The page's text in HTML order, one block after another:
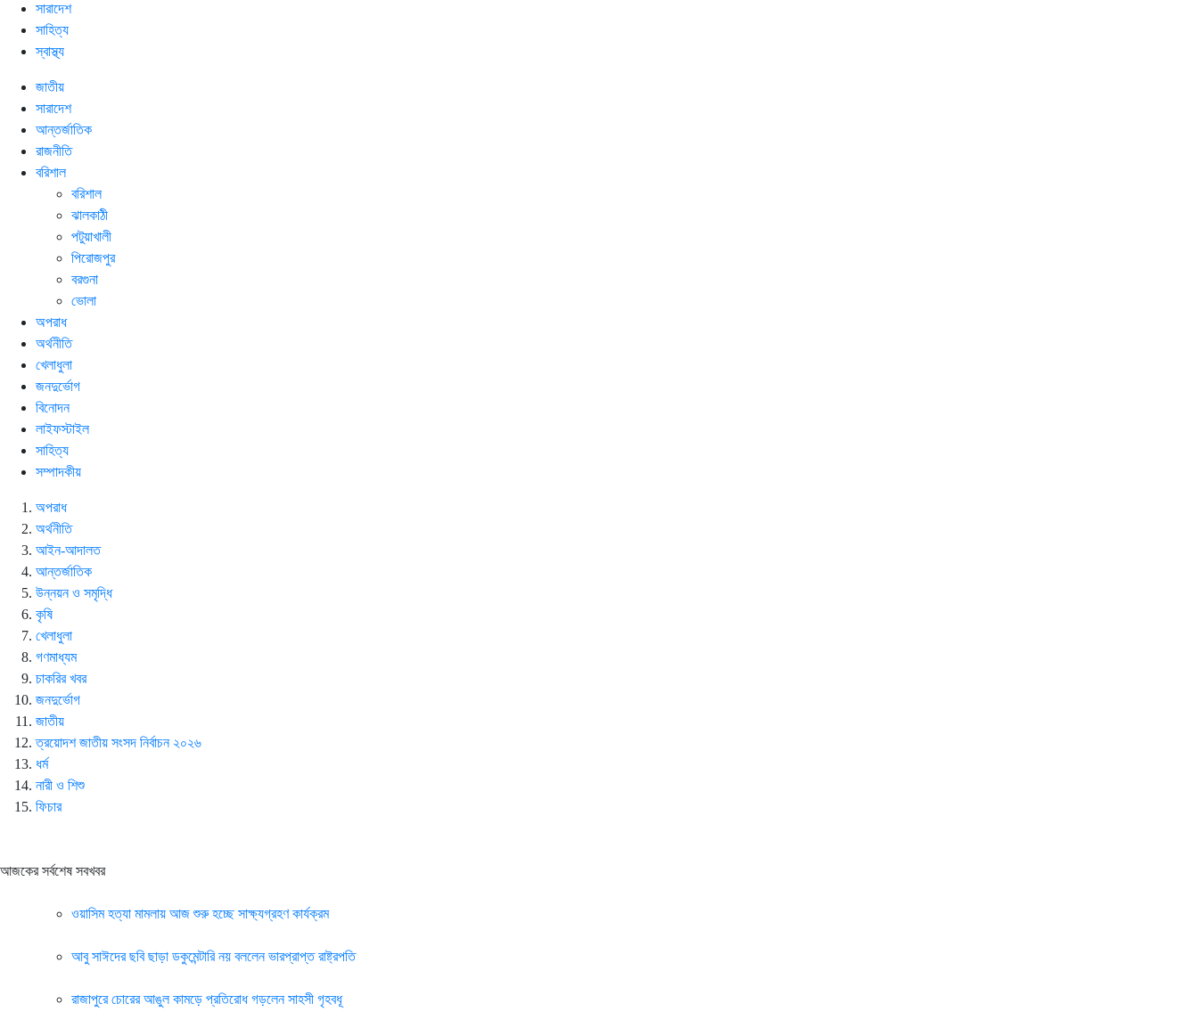
সারাদেশ
সাহিত্য
স্বাস্থ্য
জাতীয়
সারাদেশ
আন্তর্জাতিক
রাজনীতি
বরিশাল
বরিশাল
ঝালকাঠী
পটুয়াখালী
পিরোজপুর
বরগুনা
ভোলা
অপরাধ
অর্থনীতি
খেলাধুলা
জনদুর্ভোগ
বিনোদন
লাইফস্টাইল
সাহিত্য
সম্পাদকীয়
অপরাধ
অর্থনীতি
আইন-আদালত
আন্তর্জাতিক
উন্নয়ন ও সমৃদ্ধি
কৃষি
খেলাধুলা
গণমাধ্যম
চাকরির খবর
জনদুর্ভোগ
জাতীয়
ত্রয়োদশ জাতীয় সংসদ নির্বাচন ২০২৬
ধর্ম
নারী ও শিশু
ফিচার
আজকের সর্বশেষ সবখবর
ওয়াসিম হত্যা মামলায় আজ শুরু হচ্ছে সাক্ষ্যগ্রহণ কার্যক্রম
আবু সাঈদের ছবি ছাড়া ডকুমেন্টারি নয় বললেন ভারপ্রাপ্ত রাষ্ট্রপতি
রাজাপুরে চোরের আঙুল কামড়ে প্রতিরোধ গড়লেন সাহসী গৃহবধূ